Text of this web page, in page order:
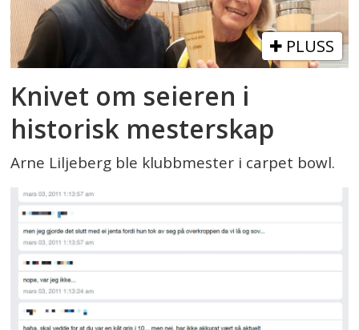
PLUSS
Knivet om seieren i
historisk mesterskap
Arne Liljeberg ble klubbmester i carpet bowl.